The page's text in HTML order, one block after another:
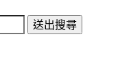
送出搜尋